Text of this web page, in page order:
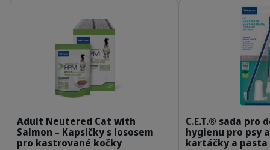
363037_Packshot_HPM_Wet-Adult-neutered-
Adult Neutered Cat with
Salmon – Kapsičky s lososem
pro kastrované kočky
C.E.T.® sada pro
hygienu pro psy
kartáčky a pasta